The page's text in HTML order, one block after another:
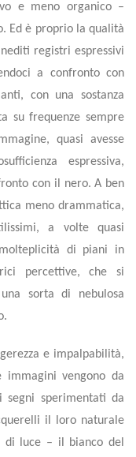
e meno organico –
Ed è proprio la qualità
registri espressivi
a confronto con
con una sostanza
su frequenze sempre
quasi avesse
espressiva,
con il nero. A ben
meno drammatica,
a volte quasi
di piani in
percettive, che si
sorta di nebulosa
e impalpabilità,
vengono da
sperimentati da
il loro naturale
di luce – il bianco del